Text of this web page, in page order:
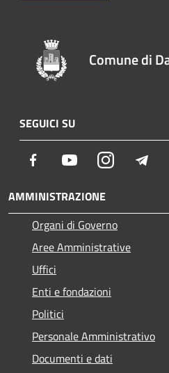
Comune di
SEGUICI SU
Facebook YoutubeInstagram
AMMINISTRAZIONE
Organi di Governo
Aree Amministrative
Uffici
Enti e fondazioni
Politici
Personale Amministrativo
Documenti e dati